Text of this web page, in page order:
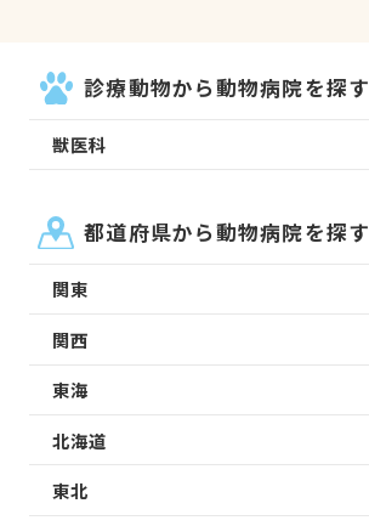
診療動物から動物病院を探す
獣医科
都道府県から動物病院を探す
関東
関西
東海
北海道
東北